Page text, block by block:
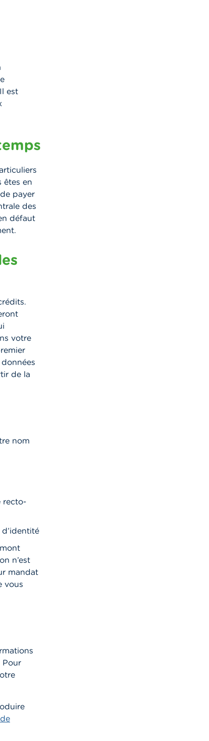
est
êtes en
payer
des
défaut
votre
de la
nom
recto-
n’est
mandat
vous
Pour